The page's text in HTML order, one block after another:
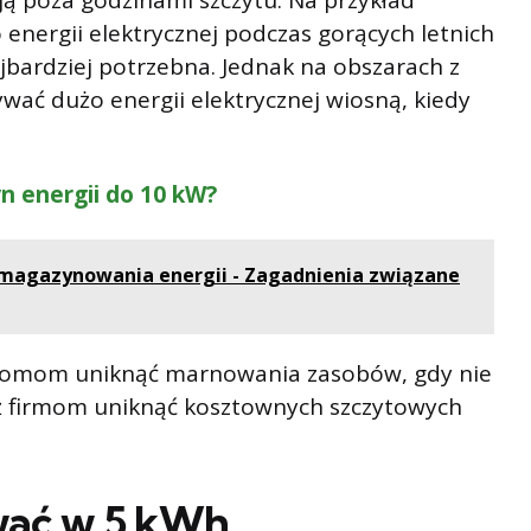
elektrycznej podczas gorących letnich
potrzebna. Jednak na obszarach z
dużo energii elektrycznej wiosną, kiedy
energii do 10 kW?
energii - Zagadnienia związane
uniknąć marnowania zasobów, gdy nie
uniknąć kosztownych szczytowych